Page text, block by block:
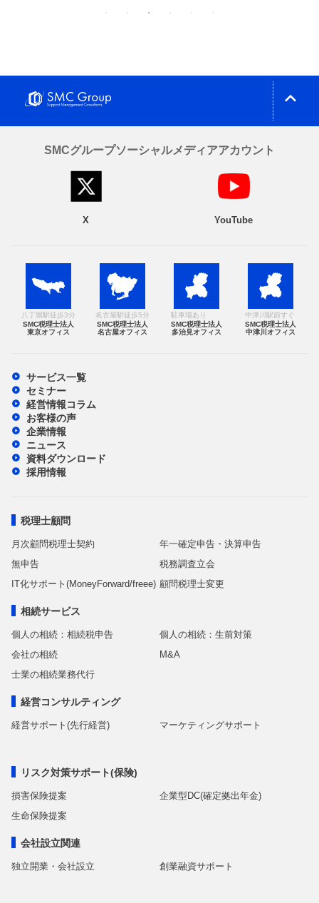
expand_less
SMCグループソーシャルメディアアカウント
X YouTube
八丁堀駅徒歩3分
SMC税理士法人
東京オフィス
名古屋駅徒歩5分
SMC税理士法人
名古屋オフィス
駐車場あり
SMC税理士法人
多治見オフィス
中津川駅前すぐ
SMC税理士法人
中津川オフィス
サービス一覧
セミナー
経営情報コラム
お客様の声
企業情報
ニュース
資料ダウンロード
採用情報
税理士顧問
月次顧問税理士契約
年一確定申告・決算申告
無申告
税務調査立会
IT化サポート(MoneyForward/freee) 顧問税理士変更
相続サービス
個人の相続：相続税申告
個人の相続：生前対策
会社の相続
M&A
士業の相続業務代行
経営コンサルティング
経営サポート(先行経営) マーケティングサポート
リスク対策サポート(保険)
損害保険提案
企業型DC(確定拠出年金)
生命保険提案
会社設立関連
独立開業・会社設立 創業融資サポート